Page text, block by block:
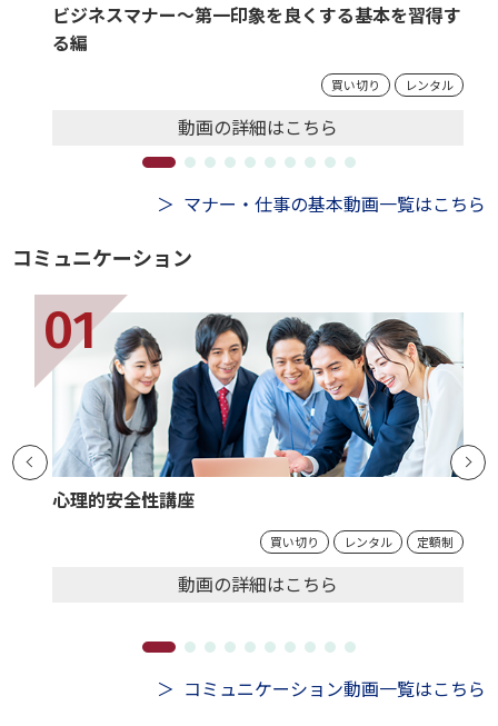
ビジネスマナー～第一印象を良くする基本を習得す
る編
買い切り レンタル
動画の詳細はこちら
マナー・仕事の基本動画一覧はこちら
コミュニケーション
心理的安全性講座
買い切り レンタル 定額制
動画の詳細はこちら
コミュニケーション動画一覧はこちら